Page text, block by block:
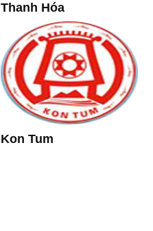
Thanh Hóa
Kon Tum